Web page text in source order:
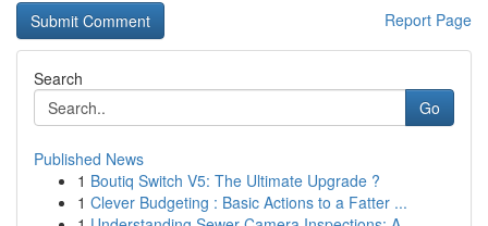
Report Page
Search
Go
Published News
1 Boutiq Switch V5: The Ultimate Upgrade ?
1 Clever Budgeting : Basic Actions to a Fatter ...